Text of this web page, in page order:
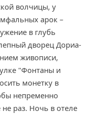
волчицы, у
арок –
в глубь
дворец Дориа-
живописи,
"Фонтаны и
монетку в
непременно
раз. Ночь в отеле